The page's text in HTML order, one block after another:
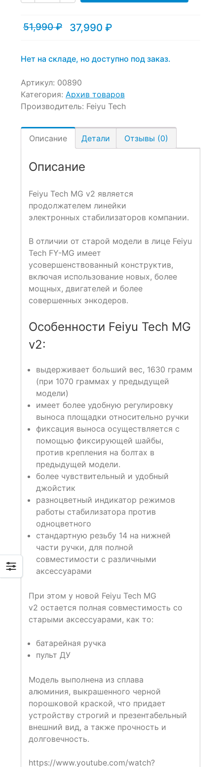
51,990₽
Первоначальная
51,990 ₽.
37,990 ₽
Текущая
Нет на складе, но доступно под заказ.
Артикул: 00890
Категория: Архив товаров
Производитель: Feiyu Tech
Описание Детали Отзывы (0)
Описание
Feiyu Tech MG v2 является
продолжателем линейки
электронных стабилизаторов компании.
В отличии от старой модели в лице Feiyu
Tech FY-MG имеет
усовершенствованный конструктив,
включая использование новых, более
мощных, двигателей и более
совершенных энкодеров.
Особенности Feiyu Tech MG
v2:
выдерживает больший вес, 1630 грамм
(при 1070 граммах у предыдущей
модели)
имеет более удобную регулировку
выноса площадки относительно ручки
фиксация выноса осуществляется с
помощью фиксирующей шайбы,
против крепления на болтах в
предыдущей модели.
более чувствительный и удобный
джойстик
разноцветный индикатор режимов
работы стабилизатора против
одноцветного
стандартную резьбу 14 на нижней
части ручки, для полной
совместимости с различными
аксессуарами
При этом у новой Feiyu Tech MG
v2 остается полная совместимость со
старыми аксессуарами, как то:
батарейная ручка
пульт ДУ
Модель выполнена из сплава
алюминия, выкрашенного черной
порошковой краской, что придает
устройству строгий и презентабельный
внешний вид, а также прочность и
долговечность.
https://www.youtube.com/watch?